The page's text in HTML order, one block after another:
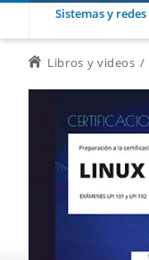
Sistemas y redes
Libros y videos